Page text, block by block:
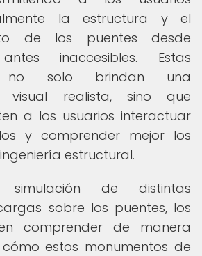
la estructura y el
de los puentes desde
inaccesibles. Estas
no solo brindan una
visual realista, sino que
a los usuarios interactuar
y comprender mejor los
estructural.
de distintas
sobre los puentes, los
comprender de manera
estos monumentos de